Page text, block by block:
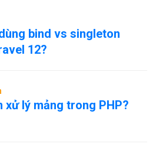
bind vs singleton
12?
xử lý mảng trong PHP?